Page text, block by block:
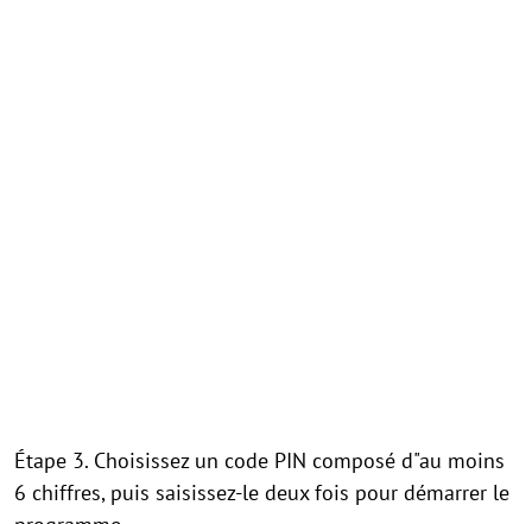
Étape 3. Choisissez un code PIN composé d"au moins
6 chiffres, puis saisissez-le deux fois pour démarrer le